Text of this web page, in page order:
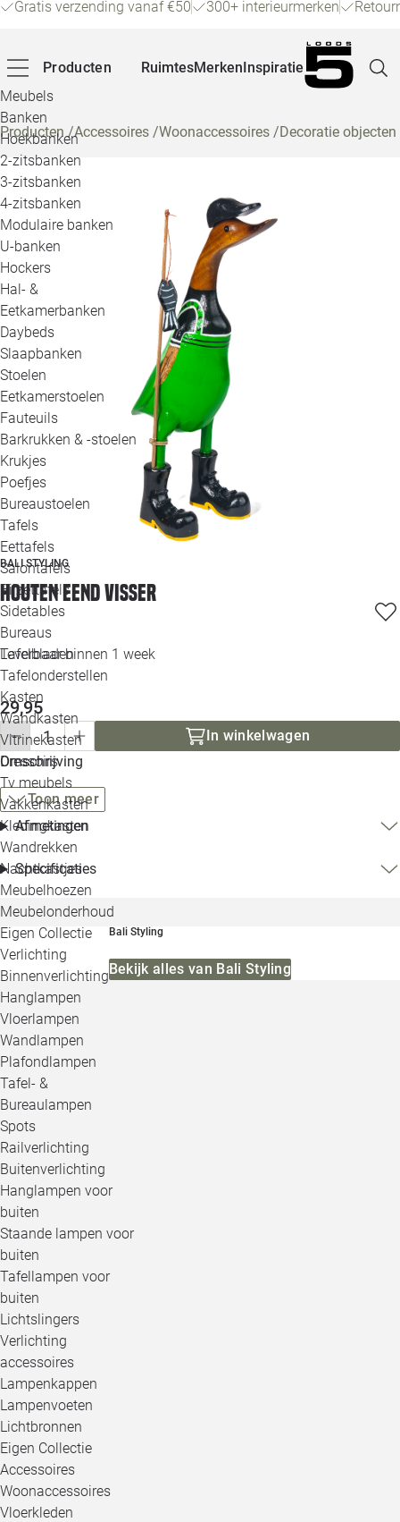
Gratis verzending vanaf €50 300+ interieurmerken
Producten
Meubels
Banken
Hoekbanken
2-zitsbanken
3-zitsbanken
4-zitsbanken
Modulaire banken
U-banken
Hockers
Hal- &
Eetkamerbanken
Daybeds
Slaapbanken
Stoelen
Eetkamerstoelen
Fauteuils
Barkrukken & -stoelen
Krukjes
Poefjes
Bureaustoelen
Tafels
Eettafels
Salontafels
Bijzettafels
Sidetables
Bureaus
Tafelbladen
Tafelonderstellen
Kasten
Wandkasten
Vitrinekasten
Dressoirs
Tv meubels
Vakkenkasten
Kledingkasten
Wandrekken
Nachtkastjes
Meubelhoezen
Meubelonderhoud
Eigen Collectie
Verlichting
Binnenverlichting
Hanglampen
Vloerlampen
Wandlampen
Plafondlampen
Tafel- &
Bureaulampen
Spots
Railverlichting
Buitenverlichting
Hanglampen voor
buiten
Staande lampen voor
buiten
Tafellampen voor
buiten
Lichtslingers
Verlichting
accessoires
Lampenkappen
Lampenvoeten
Lichtbronnen
Eigen Collectie
Accessoires
Woonaccessoires
Vloerkleden
RuimtesMerkenInspiratie
Producten/Accessoires /Woonaccessoires /Decoratie objecten
BALI STYLING
Houten eend visser
Leverbaar binnen 1 week
29,95
In winkelwagen
Omschrijving
Toon meer
Afmetingen
Specificaties
Bali Styling
Bekijk alles van Bali Styling